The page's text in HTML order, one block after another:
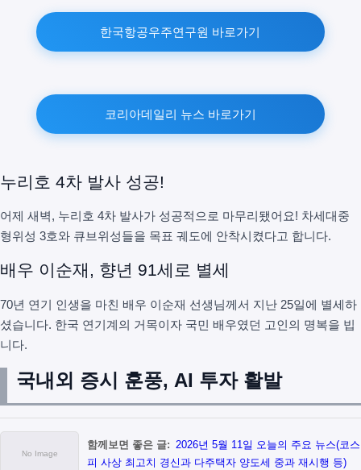
한국항공우주연구원 바로가기
코리아데일리 뉴스 바로가기
누리호 4차 발사 성공!
어제 새벽, 누리호 4차 발사가 성공적으로 마무리됐어요! 차세대중
형위성 3호와 큐브위성들을 목표 궤도에 안착시켰다고 합니다.
배우 이순재, 향년 91세로 별세
70년 연기 인생을 마친 배우 이순재 선생님께서 지난 25일에 별세하
셨습니다. 한국 연기계의 거목이자 국민 배우였던 고인의 명복을 빕
니다.
국내외 증시 훈풍, AI 투자 활발
함께보면 좋은 글: 2026년 5월 11일 오늘의 주요 뉴스(코스
피 사상 최고치 경신과 다주택자 양도세 중과 재시행 등)